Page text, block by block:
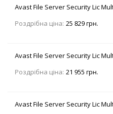
Avast File Server Security Lic
Роздрібна ціна: 25 829 грн.
Avast File Server Security Lic
Роздрібна ціна: 21 955 грн.
Avast File Server Security Lic